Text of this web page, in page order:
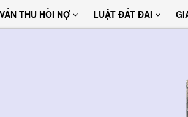
THU HỒI NỢ LUẬT ĐẤT ĐAI